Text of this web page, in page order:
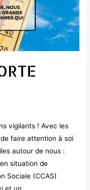
vigilants ! Avec les
faire attention à soi
autour de nous :
situation de
Sociale (CCAS)
et un